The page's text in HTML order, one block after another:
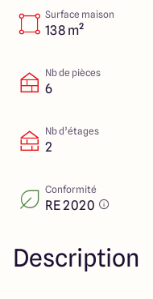
Surface maison
138 m²
Nb de pièces
6
Nb d’étages
2
Conformité
RE 2020
Description